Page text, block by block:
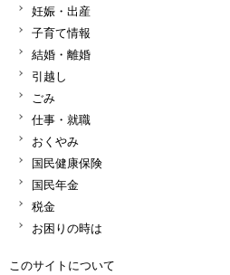
妊娠・出産
子育て情報
結婚・離婚
引越し
ごみ
仕事・就職
おくやみ
国民健康保険
国民年金
税金
お困りの時は
このサイトについて